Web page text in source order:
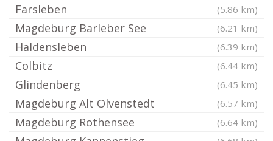
Farsleben (5.86 km)
Magdeburg Barleber See (6.21 km)
Haldensleben (6.39 km)
Colbitz (6.44 km)
Glindenberg (6.45 km)
Magdeburg Alt Olvenstedt (6.57 km)
Magdeburg Rothensee (6.64 km)